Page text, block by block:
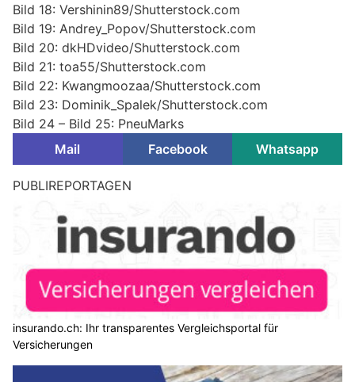
Bild 18: Vershinin89/Shutterstock.com
Bild 19: Andrey_Popov/Shutterstock.com
Bild 20: dkHDvideo/Shutterstock.com
Bild 21: toa55/Shutterstock.com
Bild 22: Kwangmoozaa/Shutterstock.com
Bild 23: Dominik_Spalek/Shutterstock.com
Bild 24 – Bild 25: PneuMarks
Mail
Facebook Whatsapp
PUBLIREPORTAGEN
insurando.ch: Ihr transparentes Vergleichsportal für
Versicherungen